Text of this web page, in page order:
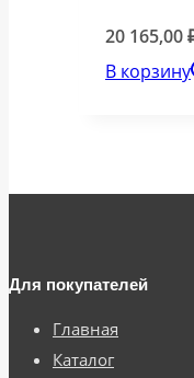
20 165,00
В корзину
Для покупателей
Главная
Каталог